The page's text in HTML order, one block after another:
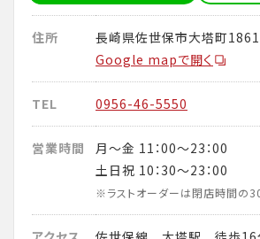
住所
長崎県佐世保市大塔町
Google mapで開く
TEL 0956-46-5550
営業時間
月～金 11：00～23：00
土日祝 10：30～23：00
※ラストオーダーは閉店時間の